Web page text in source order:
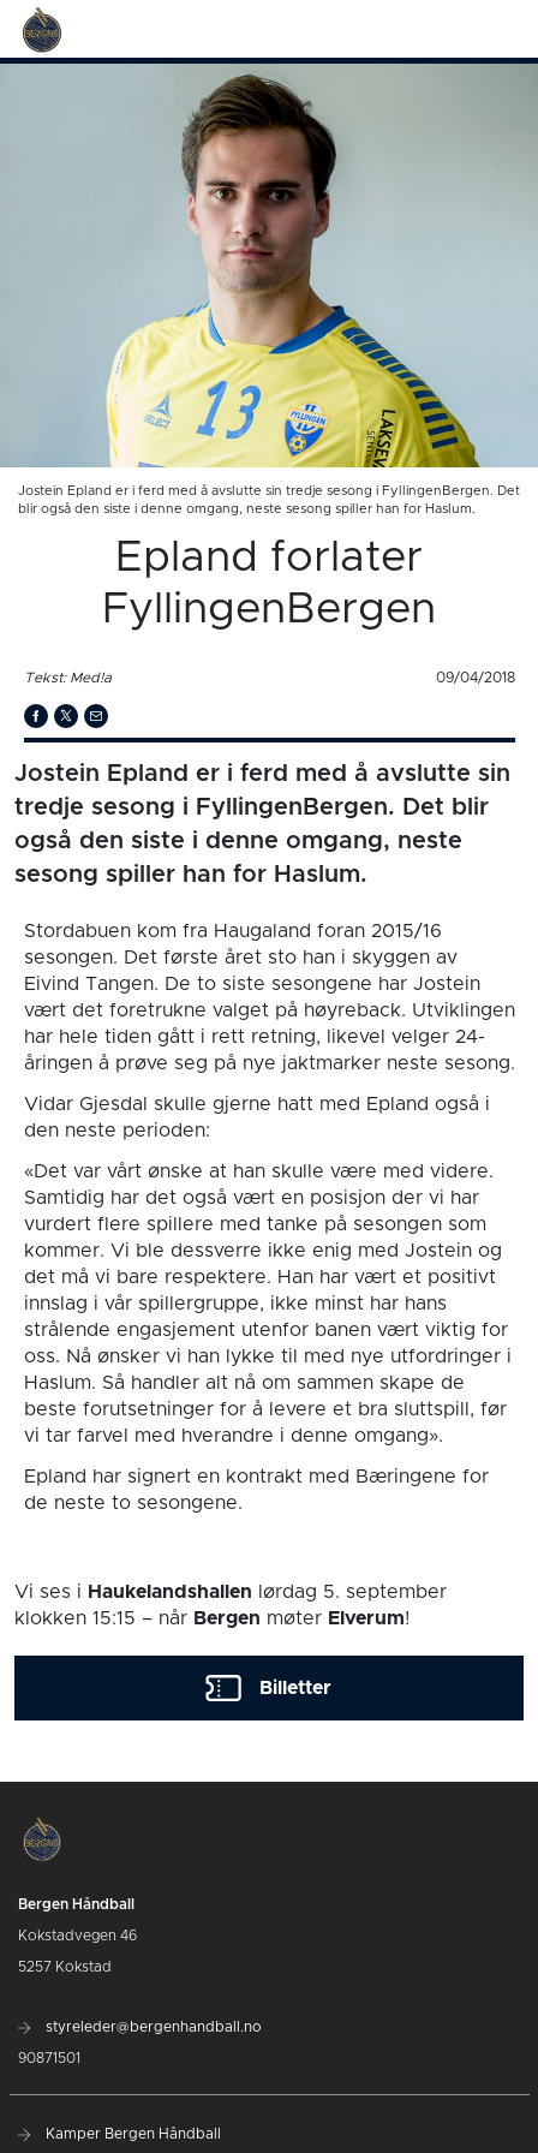
Jostein Epland er i ferd med å avslutte sin tredje sesong i FyllingenBergen. Det
blir også den siste i denne omgang, neste sesong spiller han for Haslum.
Epland forlater
FyllingenBergen
Tekst: Med!a 09/04/2018
Jostein Epland er i ferd med å avslutte sin
tredje sesong i FyllingenBergen. Det blir
også den siste i denne omgang, neste
sesong spiller han for Haslum.
Stordabuen kom fra Haugaland foran 2015/16
sesongen. Det første året sto han i skyggen av
Eivind Tangen. De to siste sesongene har Jostein
vært det foretrukne valget på høyreback. Utviklingen
har hele tiden gått i rett retning, likevel velger 24-
åringen å prøve seg på nye jaktmarker neste sesong.
Vidar Gjesdal skulle gjerne hatt med Epland også i
den neste perioden:
«Det var vårt ønske at han skulle være med videre.
Samtidig har det også vært en posisjon der vi har
vurdert flere spillere med tanke på sesongen som
kommer. Vi ble dessverre ikke enig med Jostein og
det må vi bare respektere. Han har vært et positivt
innslag i vår spillergruppe, ikke minst har hans
strålende engasjement utenfor banen vært viktig for
oss. Nå ønsker vi han lykke til med nye utfordringer i
Haslum. Så handler alt nå om sammen skape de
beste forutsetninger for å levere et bra sluttspill, før
vi tar farvel med hverandre i denne omgang».
Epland har signert en kontrakt med Bæringene for
de neste to sesongene.
Vi ses i Haukelandshallen lørdag 5. september
klokken 15:15 – når Bergen møter Elverum!
Billetter
Bergen Håndball
Kokstadvegen 46
5257 Kokstad
styreleder@bergenhandball.no
90871501
Kamper Bergen Håndball